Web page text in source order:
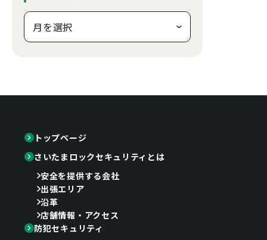
トップページ
さいたまロックセキュリティとは
安全を提供する会社
出張エリア
沿革
店舗情報・アクセス
防犯セキュリティ